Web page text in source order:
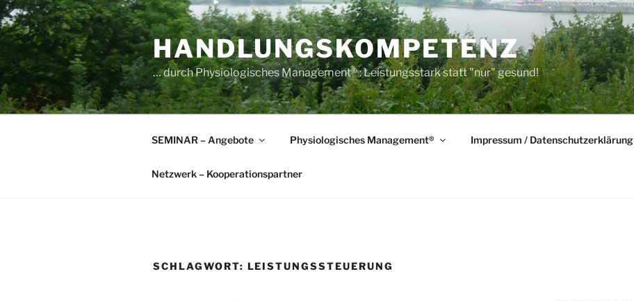
Zum
Inhalt
springen
HANDLUNGSKOMPETENZ
… durch Physiologisches Management® : Leistungsstark statt "nur" gesund!
SEMINAR – Angebote Physiologisches Management® Impressum / Datenschutzerklärung
Netzwerk – Kooperationspartner
SCHLAGWORT: LEISTUNGSSTEUERUNG